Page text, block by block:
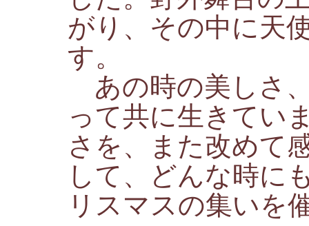
がり、その中に天
す。
あの時の美しさ
って共に生きてい
さを、また改めて
して、どんな時に
リスマスの集いを